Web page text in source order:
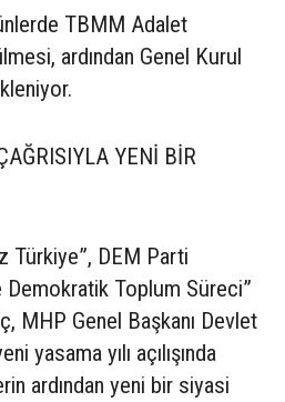
TBMM Adalet
ardından Genel Kurul
YENİ BİR
Türkiye”, DEM Parti
Demokratik Toplum Süreci”
MHP Genel Başkanı Devlet
yasama yılı açılışında
ardından yeni bir siyasi